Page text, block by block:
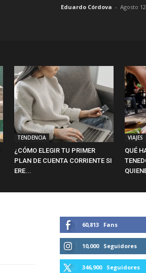
Eduardo Córdova - Agosto
TENDENCIA
¿CÓMO ELEGIR TU PRIMER
PLAN DE CUENTA CORRIENTE SI
ERE...
VIAJES
QUÉ
60,813 Fans
10,000 Seguidores
346,900 Seguidores